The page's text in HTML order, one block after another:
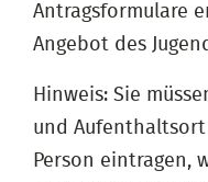
Antragsformulare
Angebot des
Hinweis: Sie
und
Person eintragen,